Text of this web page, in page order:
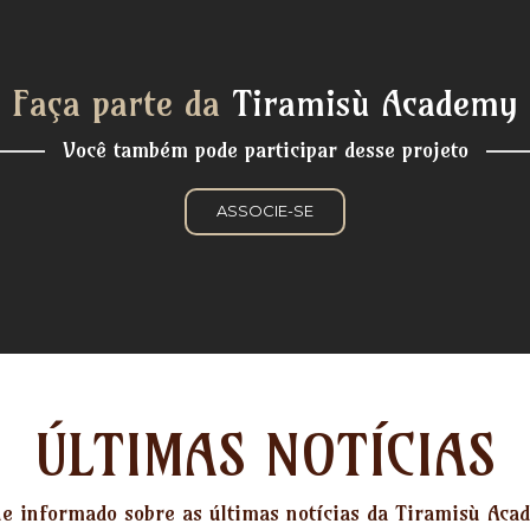
Faça parte da Tiramisù Academy
Você também pode participar desse projeto
ASSOCIE-SE
ÚLTIMAS NOTÍCIAS
informado sobre as últimas notícias da Tiramisù